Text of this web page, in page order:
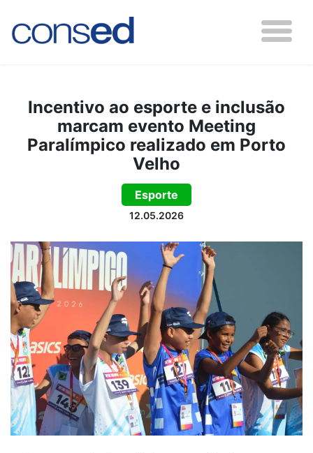
Incentivo ao esporte e inclusão
marcam evento Meeting
Paralímpico realizado em Porto
Velho
Esporte
12.05.2026